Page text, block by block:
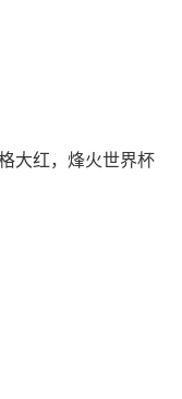
大红，烽火世界杯